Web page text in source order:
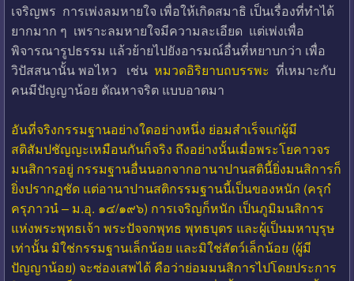
เจริญพร การเพ่งลมหายใจ เพื่อให้เกิดสมาธิ เป็นเรื่องที่ทำได้
ยากมาก ๆ เพราะลมหายใจมีความละเอียด แต่เพ่งเพื่อ
พิจารณารูปธรรม แล้วย้ายไปยังอารมณ์อื่นที่หยาบกว่า เพื่อ
วิปัสสนานั้น พอไหว เช่น หมวดอิริยาบถบรรพะ ที่เหมาะกับ
คนมีปัญญาน้อย ตัณหาจริต แบบอาตมา
อันที่จริงกรรมฐานอย่างใดอย่างหนึ่ง ย่อมสำเร็จแก่ผู้มี
สติสัมปชัญญะเหมือนกันก็จริง ถึงอย่างนั้นเมื่อพระโยคาวจร
มนสิการอยู่ กรรมฐานอื่นนอกจากอานาปานสตินี้ยิ่งมนสิการก็
ยิ่งปรากฏชัด แต่อานาปานสติกรรมฐานนี้เป็นของหนัก (ครุกํ
ครุภาวนํ – ม.อุ. ๑๔/๑๙๖) การเจริญก็หนัก เป็นภูมิมนสิการ
แห่งพระพุทธเจ้า พระปัจจกพุทธ พุทธบุตร และผู้เป็นมหาบุรุษ
เท่านั้น มิใช่กรรมฐานเล็กน้อย และมิใช่สัตว์เล็กน้อย (ผู้มี
ปัญญาน้อย) จะซ่องเสพได้ คือว่าย่อมมนสิการไปโดยประการ